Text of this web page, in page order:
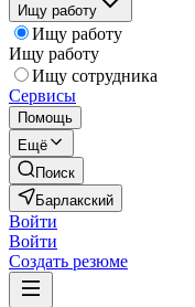
Ищу работу
Ищу работу
Ищу работу
Ищу сотрудника
Сервисы
Помощь
Ещё
Поиск
Барлакский
Войти
Войти
Создать резюме